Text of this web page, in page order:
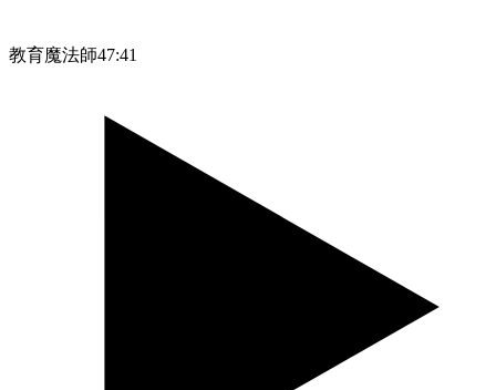
教育魔法師47:41